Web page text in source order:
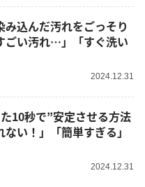
み込んだ汚れをごっそり
ごい汚れ…」「すぐ洗い
2024.12.31
た10秒で”安定させる方法
ない！」「簡単すぎる」
2024.12.31